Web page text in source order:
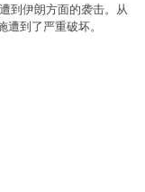
到伊朗方面的袭击。从
到了严重破坏。